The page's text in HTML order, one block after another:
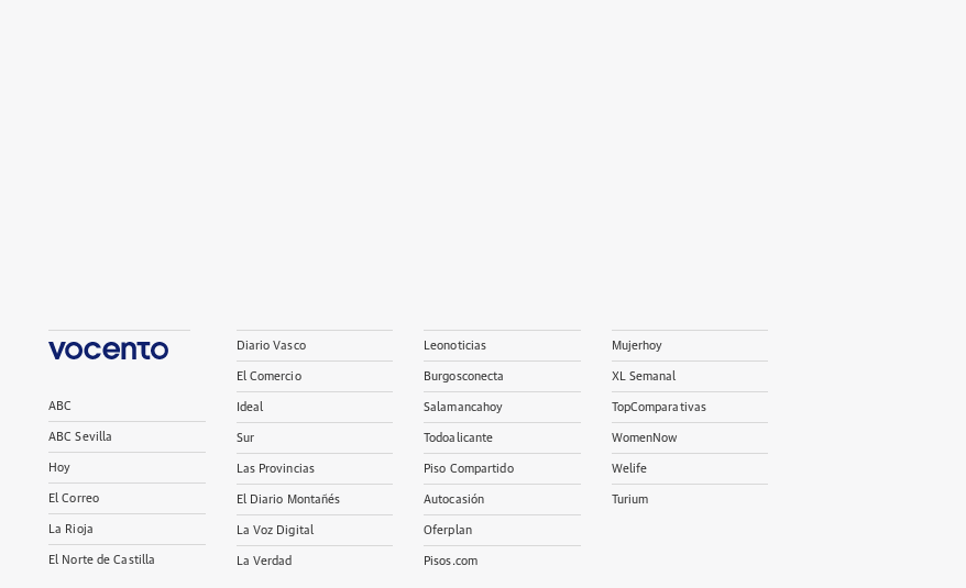
ABC
ABC Sevilla
Hoy
El Correo
La Rioja
El Norte de Castilla
Diario Vasco
El Comercio
Ideal
Sur
Las Provincias
El Diario Montañés
La Voz Digital
La Verdad
Leonoticias
Burgosconecta
Salamancahoy
Todoalicante
Piso Compartido
Autocasión
Oferplan
Pisos.com
Mujerhoy
XL Semanal
TopComparativas
WomenNow
Welife
Turium